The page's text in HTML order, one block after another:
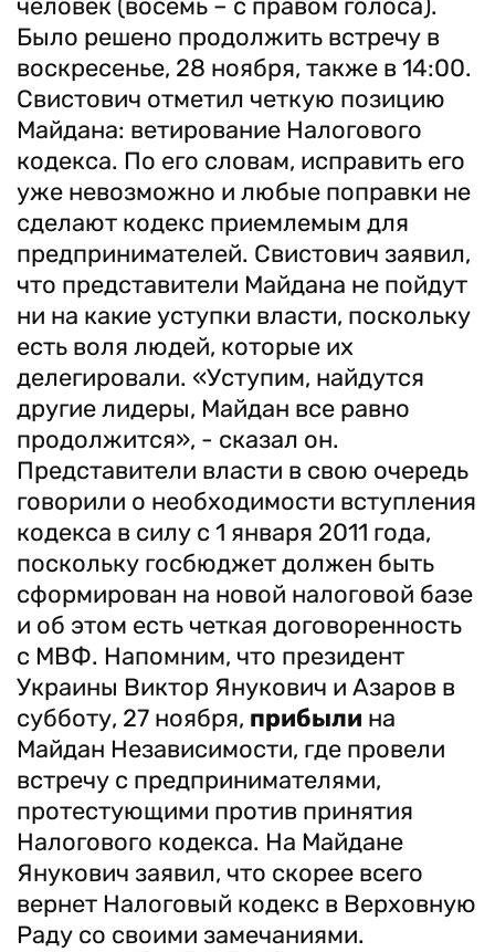
человек (восемь – с правом голоса).
Было решено продолжить встречу в
воскресенье, 28 ноября, также в 14:00.
Свистович отметил четкую позицию
Майдана: ветирование Налогового
кодекса. По его словам, исправить его
уже невозможно и любые поправки не
сделают кодекс приемлемым для
предпринимателей. Свистович заявил,
что представители Майдана не пойдут
ни на какие уступки власти, поскольку
есть воля людей, которые их
делегировали. «Уступим, найдутся
другие лидеры, Майдан все равно
продолжится», - сказал он.
Представители власти в свою очередь
говорили о необходимости вступления
кодекса в силу с 1 января 2011 года,
поскольку госбюджет должен быть
сформирован на новой налоговой базе
и об этом есть четкая договоренность
с МВФ. Напомним, что президент
Украины Виктор Янукович и Азаров в
субботу, 27 ноября, прибыли на
Майдан Независимости, где провели
встречу с предпринимателями,
протестующими против принятия
Налогового кодекса. На Майдане
Янукович заявил, что скорее всего
вернет Налоговый кодекс в Верховную
Раду со своими замечаниями.